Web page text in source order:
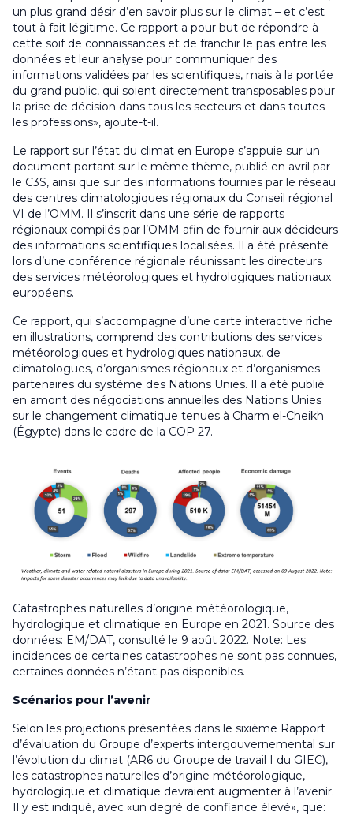
un plus grand désir d’en savoir plus sur le climat – et c’est
tout à fait légitime. Ce rapport a pour but de répondre à
cette soif de connaissances et de franchir le pas entre les
données et leur analyse pour communiquer des
informations validées par les scientifiques, mais à la portée
du grand public, qui soient directement transposables pour
la prise de décision dans tous les secteurs et dans toutes
les professions», ajoute-t-il.
Le rapport sur l’état du climat en Europe s’appuie sur un
document portant sur le même thème, publié en avril par
le C3S, ainsi que sur des informations fournies par le réseau
des centres climatologiques régionaux du Conseil régional
VI de l’OMM. Il s’inscrit dans une série de rapports
régionaux compilés par l’OMM afin de fournir aux décideurs
des informations scientifiques localisées. Il a été présenté
lors d’une conférence régionale réunissant les directeurs
des services météorologiques et hydrologiques nationaux
européens.
Ce rapport, qui s’accompagne d’une carte interactive riche
en illustrations, comprend des contributions des services
météorologiques et hydrologiques nationaux, de
climatologues, d’organismes régionaux et d’organismes
partenaires du système des Nations Unies. Il a été publié
en amont des négociations annuelles des Nations Unies
sur le changement climatique tenues à Charm el-Cheikh
(Égypte) dans le cadre de la COP 27.
Catastrophes naturelles d’origine météorologique,
hydrologique et climatique en Europe en 2021. Source des
données: EM/DAT, consulté le 9 août 2022. Note: Les
incidences de certaines catastrophes ne sont pas connues,
certaines données n’étant pas disponibles.
Scénarios pour l’avenir
Selon les projections présentées dans le sixième Rapport
d’évaluation du Groupe d’experts intergouvernemental sur
l’évolution du climat (AR6 du Groupe de travail I du GIEC),
les catastrophes naturelles d’origine météorologique,
hydrologique et climatique devraient augmenter à l’avenir.
Il y est indiqué, avec «un degré de confiance élevé», que: